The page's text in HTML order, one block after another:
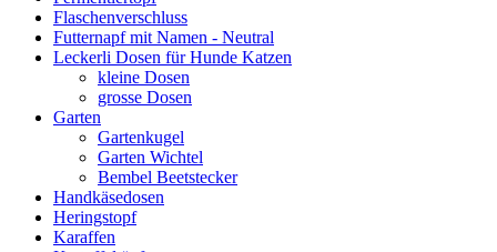
Flaschenverschluss
Futternapf mit Namen - Neutral
Leckerli Dosen für Hunde Katzen
kleine Dosen
grosse Dosen
Garten
Gartenkugel
Garten Wichtel
Bembel Beetstecker
Handkäsedosen
Heringstopf
Karaffen